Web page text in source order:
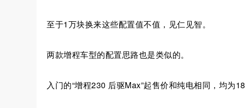
至于1万块换来这些配置值不值，见仁见智。
两款增程车型的配置思路也是类似的。
入门的“增程230 后驱Max”起售价和纯电相同，均为